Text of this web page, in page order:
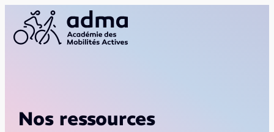
Nos ressources